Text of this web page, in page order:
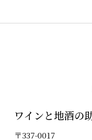
ワインと地酒の
〒337-0017